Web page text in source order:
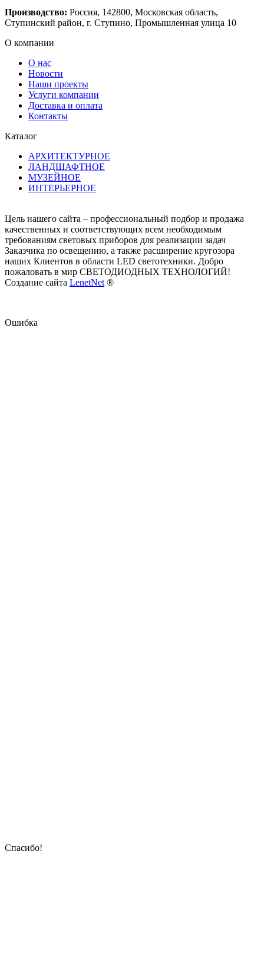
Производство: Россия, 142800, Московская область,
Ступинский район, г. Ступино, Промышленная улица 10
О компании
О нас
Новости
Наши проекты
Услуги компании
Доставка и оплата
Контакты
Каталог
АРХИТЕКТУРНОЕ
ЛАНДШАФТНОЕ
МУЗЕЙНОЕ
ИНТЕРЬЕРНОЕ
Цель нашего сайта – профессиональный подбор и продажа
качественных и соответствующих всем необходимым
требованиям световых приборов для реализации задач
Заказчика по освещению, а также расширение кругозора
наших Клиентов в области LED светотехники. Добро
пожаловать в мир СВЕТОДИОДНЫХ ТЕХНОЛОГИЙ!
Создание сайта LenetNet ®
Ошибка
Спасибо!